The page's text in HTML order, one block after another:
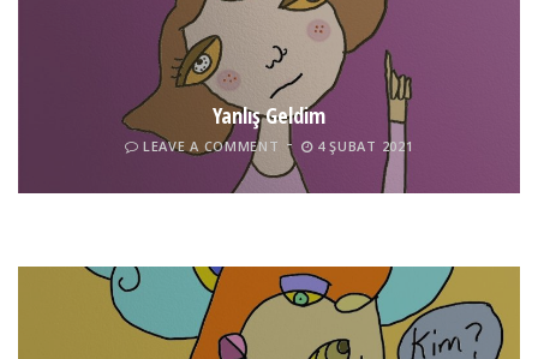
Yanlış Geldim
LEAVE A COMMENT 4 ŞUBAT 2021
Tel İnsan
LEAVE A COMMENT 4 ŞUBAT 2021